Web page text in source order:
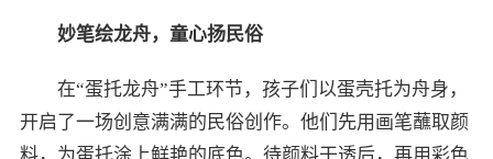
妙笔绘龙舟，童心扬民俗
在“蛋托龙舟”手工环节，孩子们以蛋壳托为舟身，
开启了一场创意满满的民俗创作。他们先用画笔蘸取颜